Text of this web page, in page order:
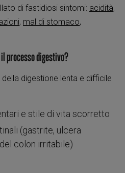
di fastidiosi sintomi: acidità,
, mal di stomaco,
processo digestivo?
digestione lenta e difficile
e stile di vita scorretto
(gastrite, ulcera
colon irritabile)